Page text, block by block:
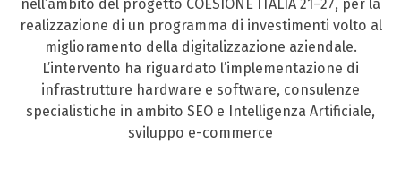
nell’ambito del progetto COESIONE ITALIA 21–27, per la
realizzazione di un programma di investimenti volto al
miglioramento della digitalizzazione aziendale.
L’intervento ha riguardato l’implementazione di
infrastrutture hardware e software, consulenze
specialistiche in ambito SEO e Intelligenza Artificiale,
sviluppo e-commerce